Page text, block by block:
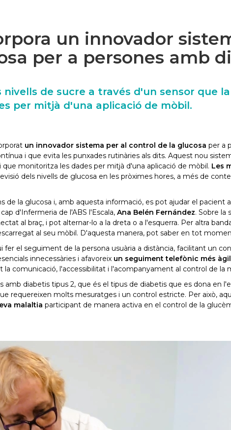
un innovador
per a persones amb
de sucre a través d'un sensor que la
per mitjà d'una aplicació de mòbil.
un innovador sistema per al control de la glucosa per a
i que evita les punxades rutinàries als dits. Aquest nou
que monitoritza les dades per mitjà d'una aplicació de mòbil. Les
dels nivells de glucosa en les pròximes hores, a més de
de la glucosa i, amb aquesta informació, es pot ajudar el pacient
d'Infermeria de l'ABS l'Escala, Ana Belén Fernández. Sobre la
al braç, i pot alternar-lo a la dreta o a l'esquerra. Per altra
al seu mòbil. D'aquesta manera, pot saber en tot
el seguiment de la persona usuària a distància, facilitant un
innecessàries i afavoreix un seguiment telefònic més
la comunicació, l'accessibilitat i l'acompanyament al control de la
diabetis tipus 2, que és el tipus de diabetis que es dona en
requereixen molts mesuratges i un control estricte. Per això,
malaltia participant de manera activa en el control de la